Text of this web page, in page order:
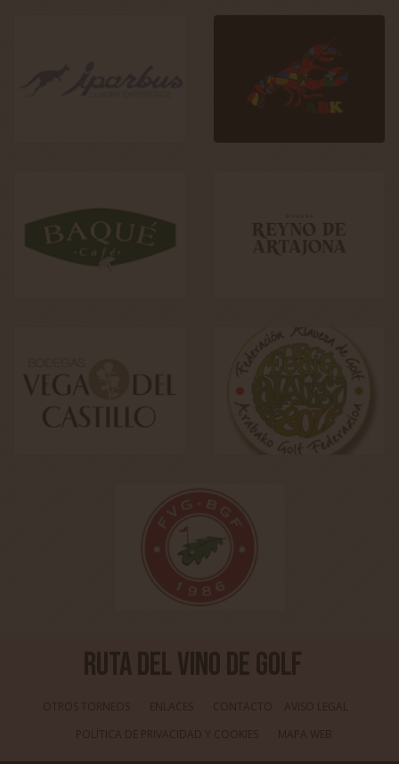
Ruta del Vino de Golf
OTROS TORNEOS ENLACES CONTACTO
AVISO LEGAL
POLÍTICA DE PRIVACIDAD Y COOKIES
MAPA WEB